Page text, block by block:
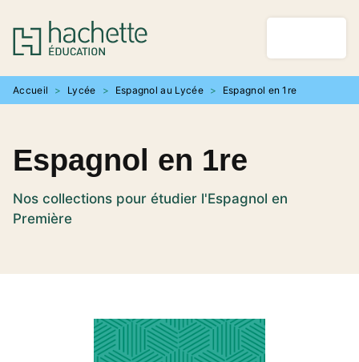
MENU RECHERCHE
PIED DE PAGE
Accueil > Lycée > Espagnol au Lycée > Espagnol en 1re
Espagnol en 1re
Nos collections pour étudier l'Espagnol en
Première